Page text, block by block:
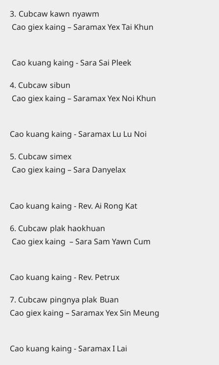
3. Cubcaw kawn nyawm
Cao giex kaing – Saramax Yex Tai Khun
Cao kuang kaing - Sara Sai Pleek
4. Cubcaw sibun
Cao giex kaing – Saramax Yex Noi Khun
Cao kuang kaing - Saramax Lu Lu Noi
5. Cubcaw simex
Cao giex kaing – Sara Danyelax
Cao kuang kaing - Rev. Ai Rong Kat
6. Cubcaw plak haokhuan
Cao giex kaing – Sara Sam Yawn Cum
Cao kuang kaing - Rev. Petrux
7. Cubcaw pingnya plak Buan
Cao giex kaing – Saramax Yex Sin Meung
Cao kuang kaing - Saramax I Lai